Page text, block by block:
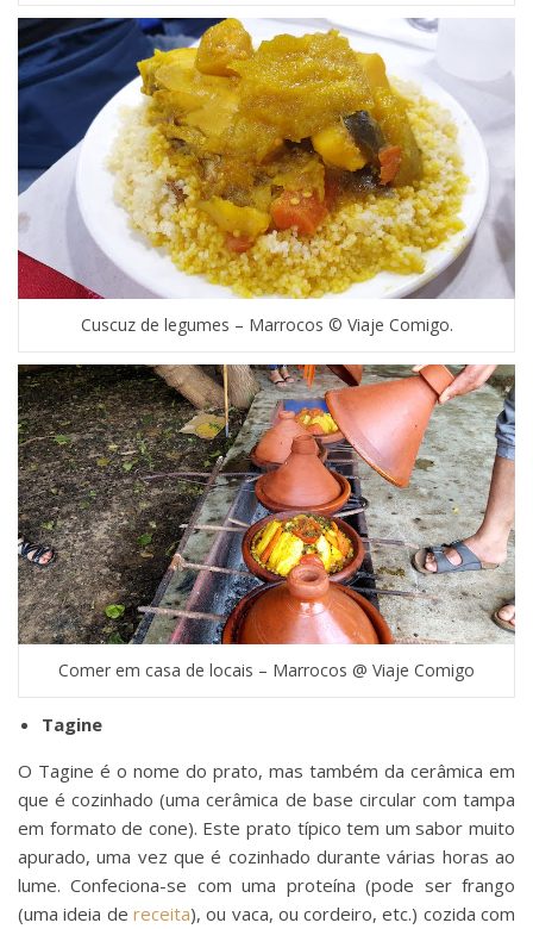
Cuscuz de legumes – Marrocos © Viaje Comigo.
Comer em casa de locais – Marrocos @ Viaje Comigo
Tagine
O Tagine é o nome do prato, mas também da cerâmica em
que é cozinhado (uma cerâmica de base circular com tampa
em formato de cone). Este prato típico tem um sabor muito
apurado, uma vez que é cozinhado durante várias horas ao
lume. Confeciona-se com uma proteína (pode ser frango
(uma ideia de receita), ou vaca, ou cordeiro, etc.) cozida com